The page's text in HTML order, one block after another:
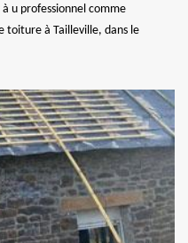
u professionnel comme
toiture à Tailleville, dans le